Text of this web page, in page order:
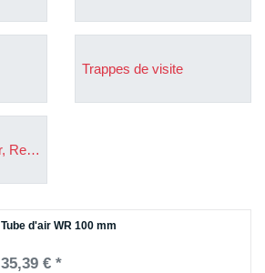
Trappes de visite
Commande, Capteur, Relais
Tube d'air WR 100 mm
35,39 € *